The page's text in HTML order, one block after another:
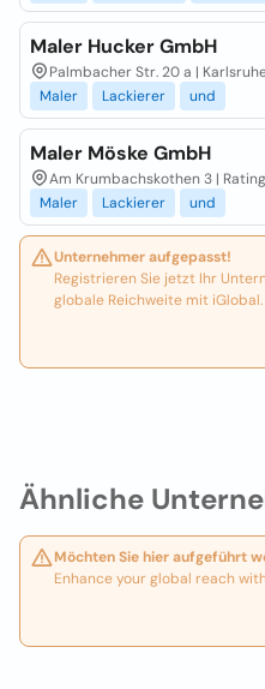
Ähnliche
Möchten Sie hier aufgeführt
Enhance your global reach
Maler Hucker GmbH
Palmbacher Str. 20 a |
Maler
Lackierer und
Maler Möske GmbH
Am Krumbachskothen 3 |
Maler
Lackierer und
Unternehmer aufgepasst!
Registrieren Sie jetzt Ihr
globale Reichweite mit iGlobal.